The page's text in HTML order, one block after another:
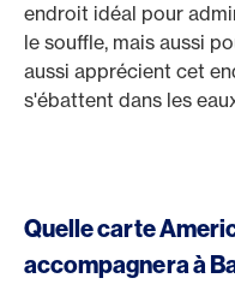
endroit idéal pour
le souffle, mais aussi
aussi apprécient cet
s'ébattent dans les
Quelle carte
accompagnera à